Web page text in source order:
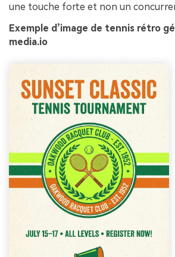
une touche forte et non un
Exemple d’image de tennis rétro
media.io